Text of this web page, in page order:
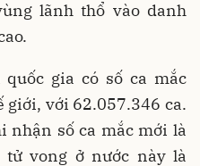
lãnh thổ vào danh
gia có số ca mắc
giới, với 62.057.346 ca.
nhận số ca mắc mới là
tử vong ở nước này là